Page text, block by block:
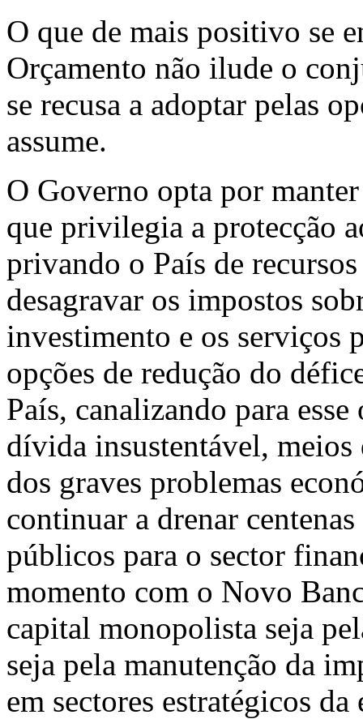
O que de mais positivo se
Orçamento não ilude o
se recusa a adoptar pelas
assume.
O Governo opta por
que privilegia a protecção
privando o País de
desagravar os impostos
investimento e os serviços
opções de redução do
País, canalizando para
dívida insustentável, meios
dos graves problemas
continuar a drenar
públicos para o sector
momento com o Novo
capital monopolista seja
seja pela manutenção da
em sectores estratégicos da